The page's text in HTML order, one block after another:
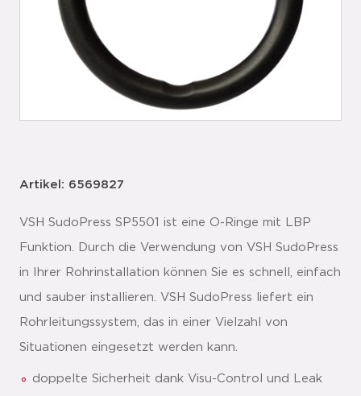
Artikel: 6569827
VSH SudoPress SP5501 ist eine O-Ringe mit LBP
Funktion. Durch die Verwendung von VSH SudoPress
in Ihrer Rohrinstallation können Sie es schnell, einfach
und sauber installieren. VSH SudoPress liefert ein
Rohrleitungssystem, das in einer Vielzahl von
Situationen eingesetzt werden kann.
doppelte Sicherheit dank Visu-Control und Leak